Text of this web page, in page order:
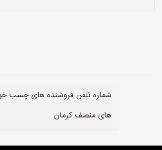
شماره تلفن فروشنده های چسب
های منصف کرمان